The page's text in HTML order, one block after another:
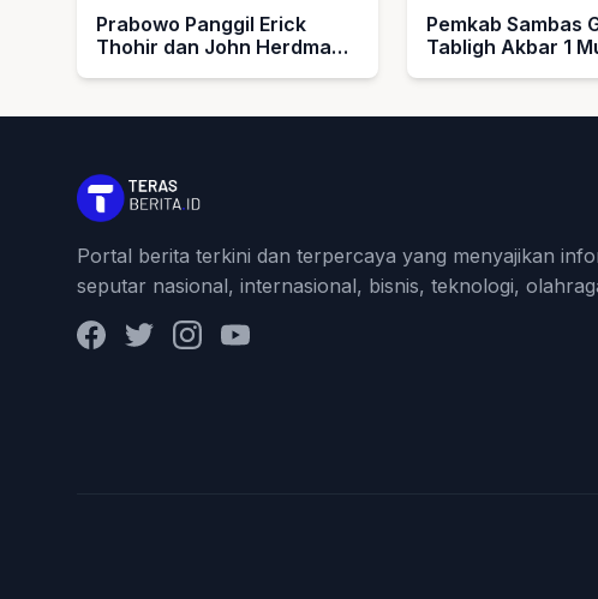
Prabowo Panggil Erick
Thohir dan John Herdman,
Pemkab Sambas
Tabligh Akbar 1
dan Imam Masjid
Portal berita terkini dan terpercaya yang menyajikan
seputar nasional, internasional, bisnis, teknologi,
FacebookTwitterInstagramYouTube